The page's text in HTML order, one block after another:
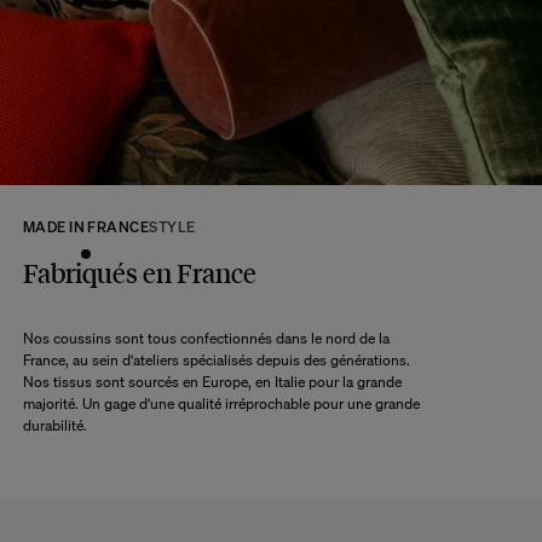
tous les produits seront disponibles.
A ce délai s’ajoute le délai d’acheminement de notre entrepôt à votre domicile
selon l’option de livraison choisie.
Commandez sans crainte. Les retours sont acceptés dans les 14 jours
suivant la réception de votre commande.
maximum de 10 jours après réception et vérification de l’article de notre côté.
Une question ?
Consultez notreFAQ
CONSULTER
MADE IN FRANCESTYLE
Fabriqués en France
Nos coussins sont tous confectionnés dans le nord de la
France, au sein d'ateliers spécialisés depuis des générations.
Nos tissus sont sourcés en Europe, en Italie pour la grande
majorité. Un gage d'une qualité irréprochable pour une grande
durabilité.